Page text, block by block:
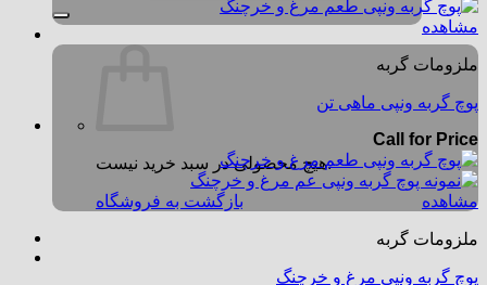
هیچ محصولی در سبد خرید نیست.
بازگشت به فروشگاه
مشاهده
ملزومات گربه
پوچ گربه ونپی ماهی تن
Call for Price
مشاهده
ملزومات گربه
پوچ گربه ونپی مرغ و خرچنگ